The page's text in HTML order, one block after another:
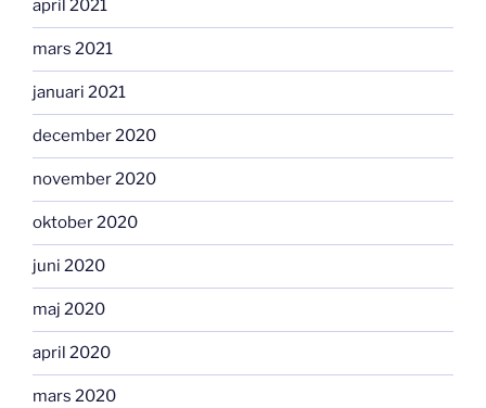
april 2021
mars 2021
januari 2021
december 2020
november 2020
oktober 2020
juni 2020
maj 2020
april 2020
mars 2020